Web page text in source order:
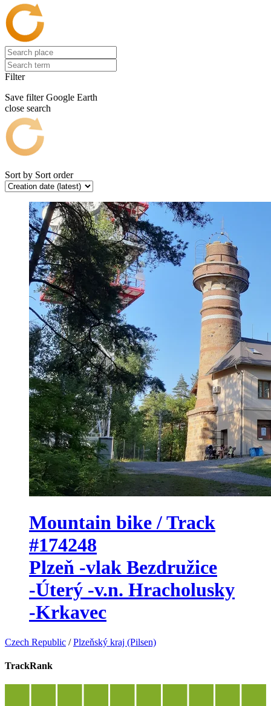
Filter
Save filter Google Earth
close search
Sort by Sort order
Mountain bike / Track
#174248
Plzeň -vlak Bezdružice
-Úterý -v.n. Hracholusky
-Krkavec
Czech Republic /Plzeňský kraj (Pilsen)
TrackRank